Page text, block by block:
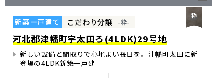
新築一戸建て こだわり分譲 -粋-
河北郡津幡町字太田ろ(4LDK)29号地
新しい設備と間取りで心地よい毎日を。津幡町太田に新
登場の4LDK新築一戸建